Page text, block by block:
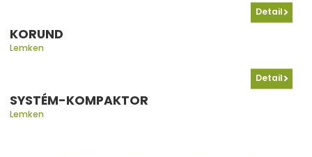
Detail
KORUND
Lemken
Detail
SYSTÉM-KOMPAKTOR
Lemken